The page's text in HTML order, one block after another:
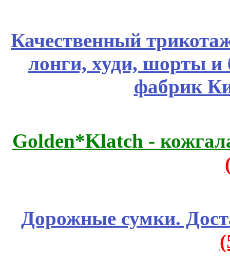
Качественный
лонги, худи, шорты
фабрик
Golden*Klatch -
Дорожные сумки.